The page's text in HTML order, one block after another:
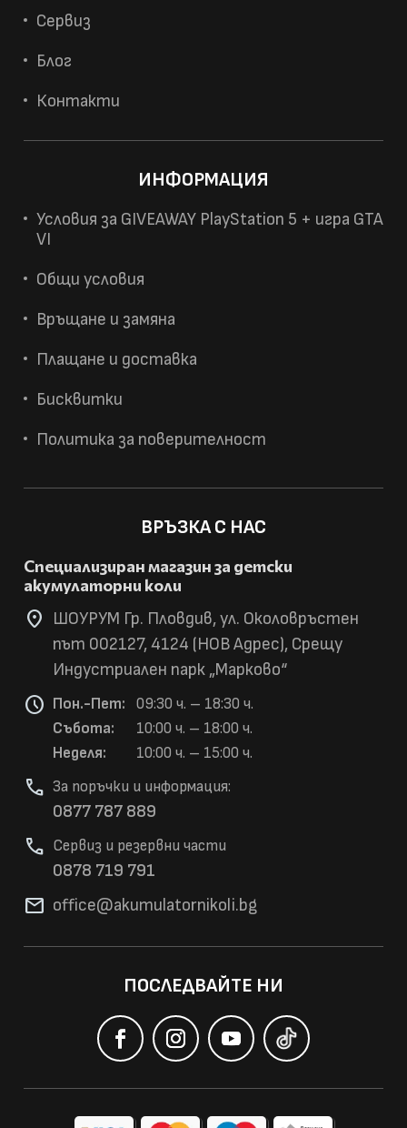
Сервиз
Блог
Контакти
ИНФОРМАЦИЯ
Условия за GIVEAWAY PlayStation 5 + игра GTA
VI
Общи условия
Връщане и замяна
Плащане и доставка
Бисквитки
Политика за поверителност
ВРЪЗКА С НАС
Специализиран магазин за детски
акумулаторни коли
location_on
ШОУРУМ Гр. Пловдив, ул. Околовръстен
път 002127, 4124 (НОВ Адрес), Срещу
Индустриален парк „Марково“
schedule Пон.-Пет:
09:30 ч. – 18:30 ч.
Събота:
10:00 ч. – 18:00 ч.
Неделя:
10:00 ч. – 15:00 ч.
За поръчки и информация:
phone
0877 787 889
Сервиз и резервни части
phone
0878 719 791
mail office@akumulatornikoli.bg
ПОСЛЕДВАЙТЕ НИ